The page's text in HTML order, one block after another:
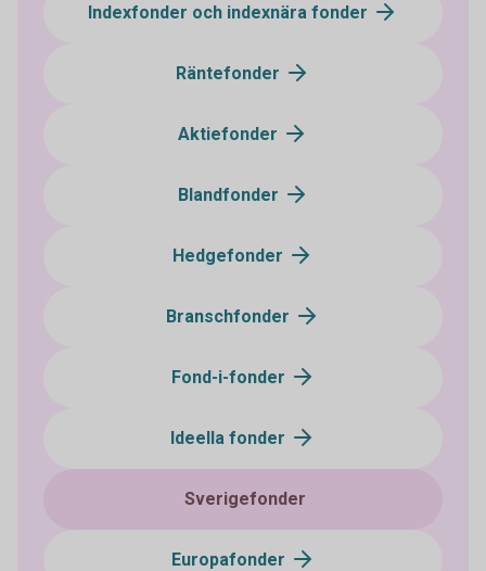
Indexfonder och indexnära fonder
Räntefonder
Aktiefonder
Blandfonder
Hedgefonder
Branschfonder
Fond-i-fonder
Ideella fonder
Sverigefonder
Europafonder